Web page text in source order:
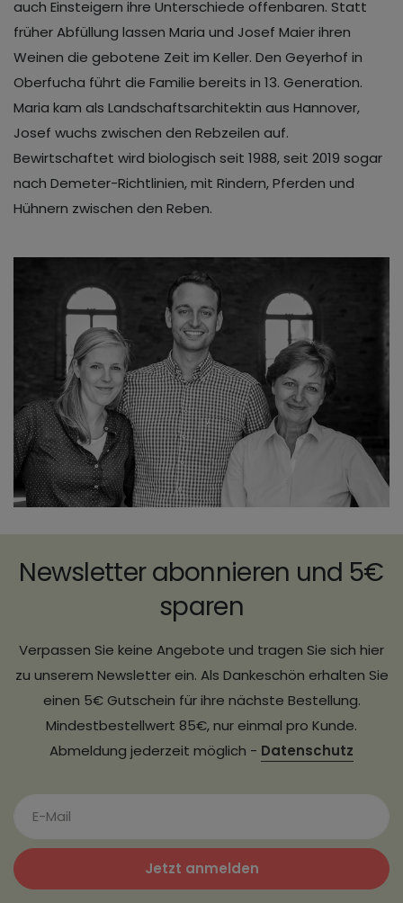
auch Einsteigern ihre Unterschiede offenbaren. Statt
früher Abfüllung lassen Maria und Josef Maier ihren
Weinen die gebotene Zeit im Keller. Den Geyerhof in
Oberfucha führt die Familie bereits in 13. Generation.
Maria kam als Landschaftsarchitektin aus Hannover,
Josef wuchs zwischen den Rebzeilen auf.
Bewirtschaftet wird biologisch seit 1988, seit 2019 sogar
nach Demeter-Richtlinien, mit Rindern, Pferden und
Hühnern zwischen den Reben.
Newsletter abonnieren und 5€
sparen
Verpassen Sie keine Angebote und tragen Sie sich hier
zu unserem Newsletter ein. Als Dankeschön erhalten Sie
einen 5€ Gutschein für ihre nächste Bestellung.
Mindestbestellwert 85€, nur einmal pro Kunde.
Abmeldung jederzeit möglich - Datenschutz
Jetzt anmelden